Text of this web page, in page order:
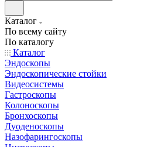
Каталог
По всему сайту
По каталогу
Каталог
Эндоскопы
Эндоскопические стойки
Видеосистемы
Гастроскопы
Колоноскопы
Бронхоскопы
Дуоденоскопы
Назофарингоскопы